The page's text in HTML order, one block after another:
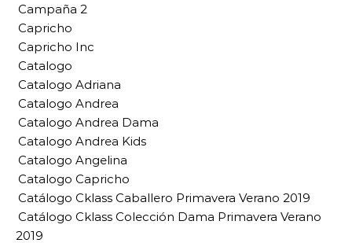
Campaña 2
Capricho
Capricho Inc
Catalogo
Catalogo Adriana
Catalogo Andrea
Catalogo Andrea Dama
Catalogo Andrea Kids
Catalogo Angelina
Catalogo Capricho
Catálogo Cklass Caballero Primavera Verano 2019
Catálogo Cklass Colección Dama Primavera Verano
2019